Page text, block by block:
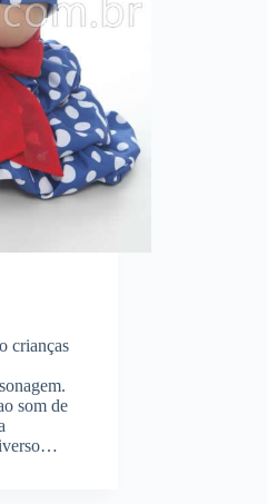
crianças
som de